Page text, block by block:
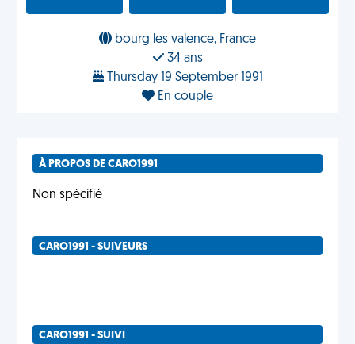
bourg les valence, France
34 ans
Thursday 19 September 1991
En couple
À PROPOS DE CARO1991
Non spécifié
CARO1991 - SUIVEURS
CARO1991 - SUIVI